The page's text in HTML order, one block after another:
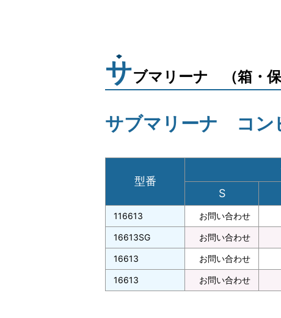
サブマリーナ （箱・保
サブマリーナ コン
型番
S
116613 お問い合わせ
16613SG お問い合わせ
16613 お問い合わせ
16613 お問い合わせ